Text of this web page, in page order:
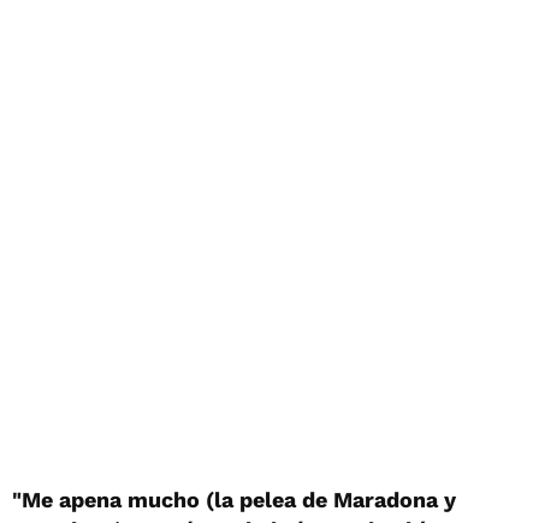
"Me apena mucho (la pelea de Maradona y